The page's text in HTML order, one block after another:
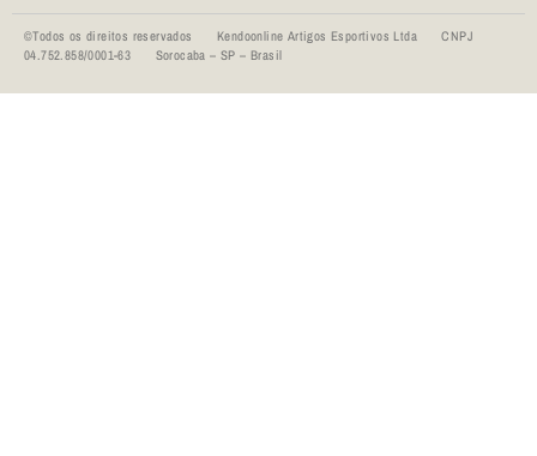
©Todos os direitos reservados Kendoonline Artigos Esportivos Ltda CNPJ
04.752.858/0001-63 Sorocaba – SP – Brasil